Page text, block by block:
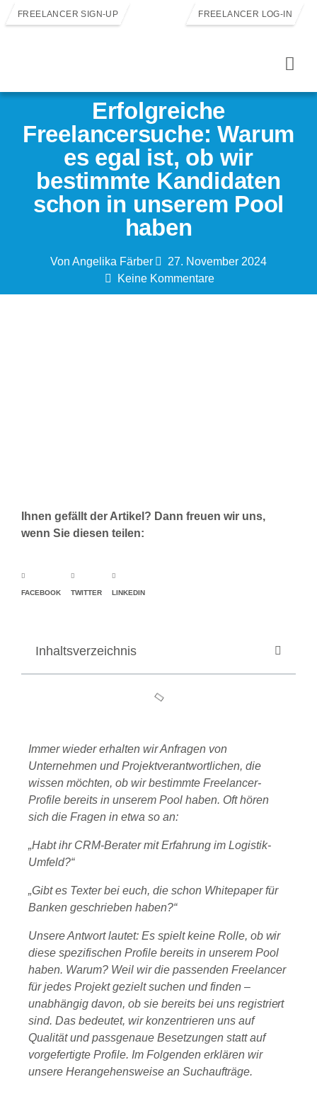
FREELANCER SIGN-UP FREELANCER LOG-IN
Erfolgreiche
Freelancersuche: Warum
es egal ist, ob wir
bestimmte Kandidaten
schon in unserem Pool
haben
VonAngelika Färber
27. November 2024
Keine Kommentare
Ihnen gefällt der Artikel? Dann freuen wir uns,
wenn Sie diesen teilen:
FACEBOOK TWITTER LINKEDIN
Inhaltsverzeichnis
Immer wieder erhalten wir Anfragen von
Unternehmen und Projektverantwortlichen, die
wissen möchten, ob wir bestimmte Freelancer-
Profile bereits in unserem Pool haben. Oft hören
sich die Fragen in etwa so an:
„Habt ihr CRM-Berater mit Erfahrung im Logistik-
Umfeld?“
„Gibt es Texter bei euch, die schon Whitepaper für
Banken geschrieben haben?“
Unsere Antwort lautet: Es spielt keine Rolle, ob wir
diese spezifischen Profile bereits in unserem Pool
haben. Warum? Weil wir die passenden Freelancer
für jedes Projekt gezielt suchen und finden –
unabhängig davon, ob sie bereits bei uns registriert
sind. Das bedeutet, wir konzentrieren uns auf
Qualität und passgenaue Besetzungen statt auf
vorgefertigte Profile. Im Folgenden erklären wir
unsere Herangehensweise an Suchaufträge.